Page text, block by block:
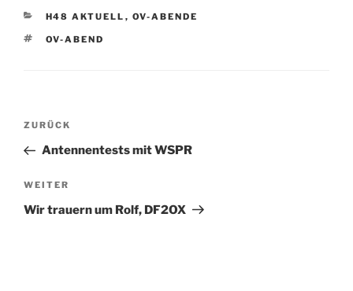
KATEGORIEN
H48 AKTUELL , OV-ABENDE
SCHLAGWÖRTER
OV-ABEND
Beitrags-
Vorheriger
Beitrag
ZURÜCK
Antennentests mit WSPR
Nächster
Beitrag
WEITER
Wir trauern um Rolf, DF2OX